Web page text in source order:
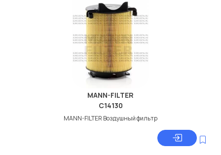
MANN-FILTER
C14130
MANN-FILTER Воздушный фильтр